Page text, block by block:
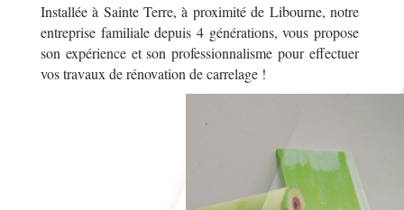
Installée à Sainte Terre, à proximité de Libourne, notre
entreprise familiale depuis 4 générations, vous propose
son expérience et son professionnalisme pour effectuer
vos travaux de rénovation de carrelage !